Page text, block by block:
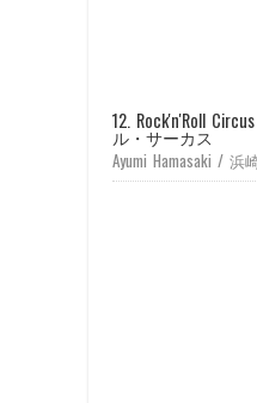
12. Rock'n'Roll
ル・サーカス
Ayumi Hamasaki / 浜